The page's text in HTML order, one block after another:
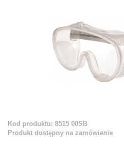
Kod produktu: 8515 00SB
Produkt dostępny na zamówienie